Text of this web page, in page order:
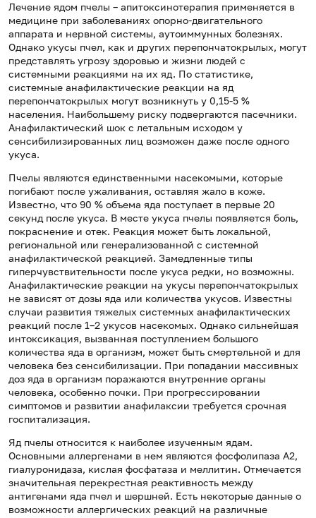
Лечение ядом пчелы – апитоксинотерапия применяется в
медицине при заболеваниях опорно-двигательного
аппарата и нервной системы, аутоиммунных болезнях.
Однако укусы пчел, как и других перепончатокрылых, могут
представлять угрозу здоровью и жизни людей с
системными реакциями на их яд. По статистике,
системные анафилактические реакции на яд
перепончатокрылых могут возникнуть у 0,15-5 %
населения. Наибольшему риску подвергаются пасечники.
Анафилактический шок с летальным исходом у
сенсибилизированных лиц возможен даже после одного
укуса.
Пчелы являются единственными насекомыми, которые
погибают после ужаливания, оставляя жало в коже.
Известно, что 90 % объема яда поступает в первые 20
секунд после укуса. В месте укуса пчелы появляется боль,
покраснение и отек. Реакция может быть локальной,
региональной или генерализованной с системной
анафилактической реакцией. Замедленные типы
гиперчувствительности после укуса редки, но возможны.
Анафилактические реакции на укусы перепончатокрылых
не зависят от дозы яда или количества укусов. Известны
случаи развития тяжелых системных анафилактических
реакций после 1–2 укусов насекомых. Однако сильнейшая
интоксикация, вызванная поступлением большого
количества яда в организм, может быть смертельной и для
человека без сенсибилизации. При попадании массивных
доз яда в организм поражаются внутренние органы
человека, особенно почки. При прогрессировании
симптомов и развитии анафилаксии требуется срочная
госпитализация.
Яд пчелы относится к наиболее изученным ядам.
Основными аллергенами в нем являются фосфолипаза А2,
гиалуронидаза, кислая фосфатаза и меллитин. Отмечается
значительная перекрестная реактивность между
антигенами яда пчел и шершней. Есть некоторые данные о
возможности аллергических реакций на различные